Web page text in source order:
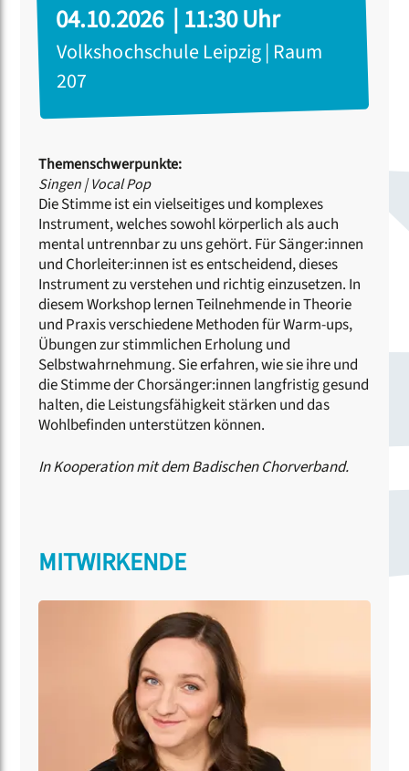
04.10.2026 | 11:30 Uhr
Volkshochschule Leipzig | Raum
207
Themenschwerpunkte:
Singen|Vocal Pop
Die Stimme ist ein vielseitiges und komplexes
Instrument, welches sowohl körperlich als auch
mental untrennbar zu uns gehört. Für Sänger:innen
und Chorleiter:innen ist es entscheidend, dieses
Instrument zu verstehen und richtig einzusetzen. In
diesem Workshop lernen Teilnehmende in Theorie
und Praxis verschiedene Methoden für Warm-ups,
Übungen zur stimmlichen Erholung und
Selbstwahrnehmung. Sie erfahren, wie sie ihre und
die Stimme der Chorsänger:innen langfristig gesund
halten, die Leistungsfähigkeit stärken und das
Wohlbefinden unterstützen können.
In Kooperation mit dem Badischen Chorverband.
MITWIRKENDE